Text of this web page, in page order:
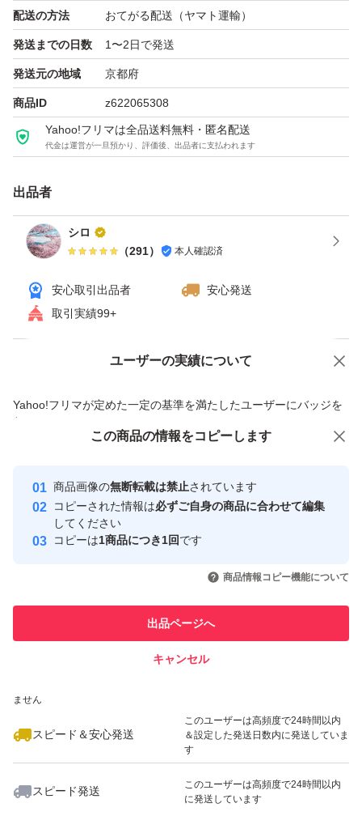
配送の方法 おてがる配送（ヤマト運輸）
発送までの日数 1〜2日で発送
発送元の地域 京都府
商品ID z622065308
Yahoo!フリマは全品送料無料・匿名配送
代金は運営が一旦預かり、評価後、出品者に支払われます
出品者
シロ
（291） 本人確認済
安心取引出品者
安心発送
取引実績99+
ユーザーの実績について
Yahoo!フリマが定めた一定の基準を満たしたユーザーにバッジを
付与しています
安心取引出品者
心・安全なユーザーです
取引実績
引を完了させた実績があります
での取引実績があります
ません
スピード＆安心発送
このユーザーは高頻度で24時間以内
＆設定した発送日数内に発送していま
す
スピード発送
このユーザーは高頻度で24時間以内
に発送しています
価格の相談 商品への質問
この商品の情報をコピーします
商品画像の無断転載は禁止されています
コピーされた情報は必ずご自身の商品に合わせて編集
してください
コピーは1商品につき1回です
商品情報コピー機能について
出品ページへ
キャンセル
この商品をみている人にオススメ
いいね！
1,250